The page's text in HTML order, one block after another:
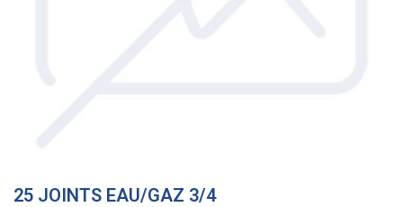
25 JOINTS EAU/GAZ 3/4